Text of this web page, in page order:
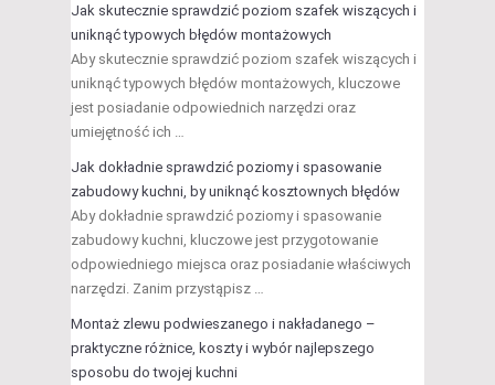
Jak skutecznie sprawdzić poziom szafek wiszących i
uniknąć typowych błędów montażowych
Aby skutecznie sprawdzić poziom szafek wiszących i
uniknąć typowych błędów montażowych, kluczowe
jest posiadanie odpowiednich narzędzi oraz
umiejętność ich …
Jak dokładnie sprawdzić poziomy i spasowanie
zabudowy kuchni, by uniknąć kosztownych błędów
Aby dokładnie sprawdzić poziomy i spasowanie
zabudowy kuchni, kluczowe jest przygotowanie
odpowiedniego miejsca oraz posiadanie właściwych
narzędzi. Zanim przystąpisz …
Montaż zlewu podwieszanego i nakładanego –
praktyczne różnice, koszty i wybór najlepszego
sposobu do twojej kuchni